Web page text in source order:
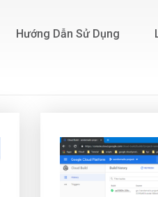
Hướng Dẫn Sử Dụng